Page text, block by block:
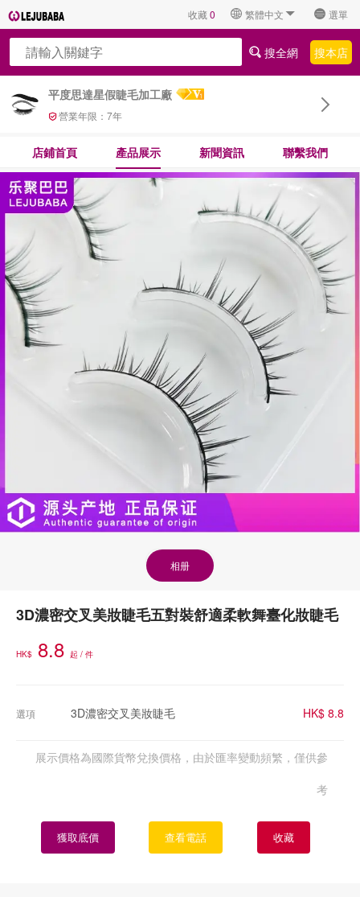
收藏0 繁體中文 選單
平度思達星假睫毛加工廠
營業年限： 7年
搜全網 搜本店
店鋪首頁 產品展示 新聞資訊 聯繫我們
相册
3D濃密交叉美妝睫毛五對裝舒適柔軟舞臺化妝睫毛
HK$ 8.8 起 / 件
選項 3D濃密交叉美妝睫毛 HK$ 8.8
展示價格為國際貨幣兌換價格，由於匯率變動頻繁，僅供參
考
獲取底價 查看電話 收藏